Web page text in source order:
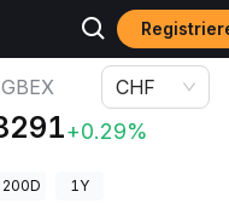
GBEX
+0.29%
CHF
200D 1Y